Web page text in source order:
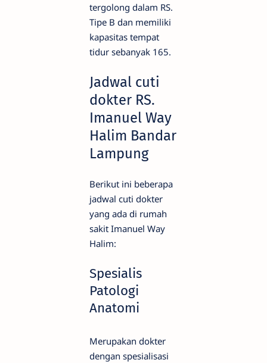
tergolong dalam RS.
Tipe B dan memiliki
kapasitas tempat
tidur sebanyak 165.
Jadwal cuti
dokter RS.
Imanuel Way
Halim Bandar
Lampung
Berikut ini beberapa
jadwal cuti dokter
yang ada di rumah
sakit Imanuel Way
Halim:
Spesialis
Patologi
Anatomi
Merupakan dokter
dengan spesialisasi